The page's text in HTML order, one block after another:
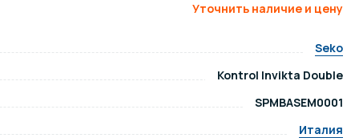
Уточнить наличие и цену
Seko
Kontrol Invikta Double
SPMBASEM0001
Италия